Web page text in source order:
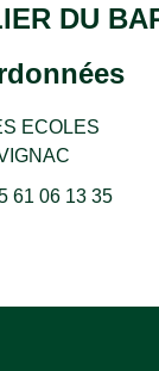
DU
ECOLES
61 06 13 35